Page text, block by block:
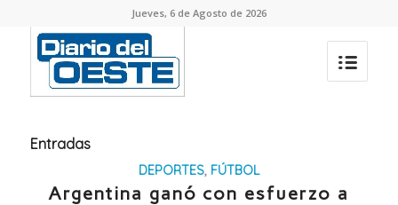
Jueves, 6 de Agosto de 2026
Entradas
DEPORTES, FÚTBOL
Argentina ganó con esfuerzo a